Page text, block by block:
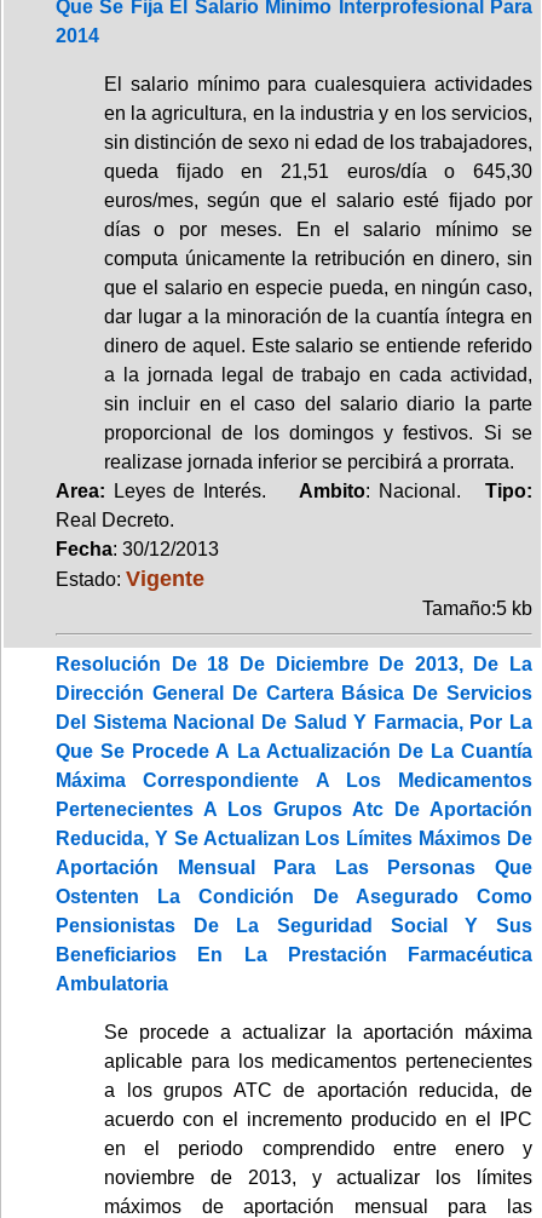
Que Se Fija El Salario Mínimo Interprofesional Para
2014
El salario mínimo para cualesquiera actividades
en la agricultura, en la industria y en los servicios,
sin distinción de sexo ni edad de los trabajadores,
queda fijado en 21,51 euros/día o 645,30
euros/mes, según que el salario esté fijado por
días o por meses. En el salario mínimo se
computa únicamente la retribución en dinero, sin
que el salario en especie pueda, en ningún caso,
dar lugar a la minoración de la cuantía íntegra en
dinero de aquel. Este salario se entiende referido
a la jornada legal de trabajo en cada actividad,
sin incluir en el caso del salario diario la parte
proporcional de los domingos y festivos. Si se
realizase jornada inferior se percibirá a prorrata.
Area: Leyes de Interés. Ambito: Nacional.Tipo:
Real Decreto.
Fecha: 30/12/2013
Estado: Vigente
Tamaño:5 kb
Resolución De 18 De Diciembre De 2013, De La
Dirección General De Cartera Básica De Servicios
Del Sistema Nacional De Salud Y Farmacia, Por La
Que Se Procede A La Actualización De La Cuantía
Máxima Correspondiente A Los Medicamentos
Pertenecientes A Los Grupos Atc De Aportación
Reducida, Y Se Actualizan Los Límites Máximos De
Aportación Mensual Para Las Personas Que
Ostenten La Condición De Asegurado Como
Pensionistas De La Seguridad Social Y Sus
Beneficiarios En La Prestación Farmacéutica
Ambulatoria
Se procede a actualizar la aportación máxima
aplicable para los medicamentos pertenecientes
a los grupos ATC de aportación reducida, de
acuerdo con el incremento producido en el IPC
en el periodo comprendido entre enero y
noviembre de 2013, y actualizar los límites
máximos de aportación mensual para las